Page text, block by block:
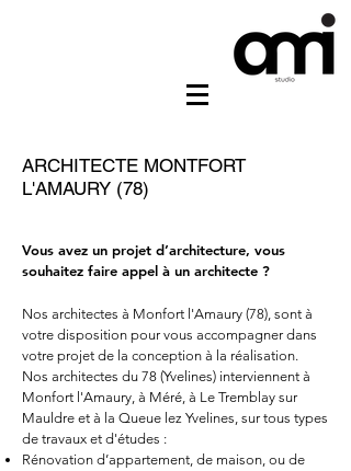
ARCHITECTE MONTFORT
L'AMAURY (78)
Vous avez un projet d’architecture, vous
souhaitez faire appel à un architecte ?
Nos architectes à Monfort l'Amaury (78), sont à
votre disposition pour vous accompagner dans
votre projet de la conception à la réalisation.
Nos architectes du 78 (Yvelines) interviennent à
Monfort l'Amaury, à Méré, à Le Tremblay sur
Mauldre et à la Queue lez Yvelines, sur tous types
de travaux et d'études :
Rénovation d’appartement, de maison, ou de